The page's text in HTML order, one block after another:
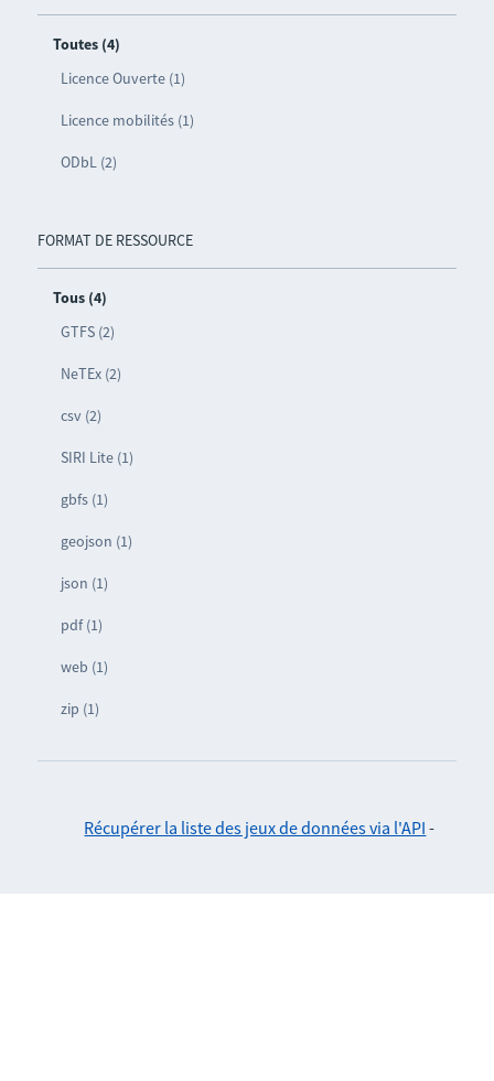
Toutes (4)
Licence Ouverte (1)
Licence mobilités (1)
ODbL (2)
FORMAT DE RESSOURCE
Tous (4)
GTFS (2)
NeTEx (2)
csv (2)
SIRI Lite (1)
gbfs (1)
geojson (1)
json (1)
pdf (1)
web (1)
zip (1)
Récupérer la liste des jeux de données via l'API -